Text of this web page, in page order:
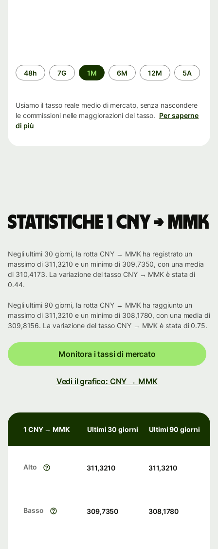
Periodo
di
48h 7G 1M 6M 12M 5A
Usiamo il tasso reale medio di mercato, senza nascondere
le commissioni nelle maggiorazioni del tasso. Per saperne
di più
Statistiche 1 CNY → MMK
Negli ultimi 30 giorni, la rotta CNY → MMK ha registrato un
massimo di 311,3210 e un minimo di 309,7350, con una media
di 310,4173. La variazione del tasso CNY → MMK è stata di
0.44.
Negli ultimi 90 giorni, la rotta CNY → MMK ha raggiunto un
massimo di 311,3210 e un minimo di 308,1780, con una media di
309,8156. La variazione del tasso CNY → MMK è stata di 0.75.
Monitora i tassi di mercato
Vedi il grafico: CNY → MMK
1 CNY → MMK Ultimi 30 giorni Ultimi 90 giorni
Alto 311,3210 311,3210
Basso 309,7350 308,1780